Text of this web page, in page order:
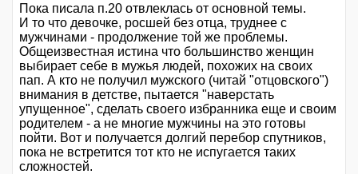
Пока писала п.20 отвлеклась от основной темы.
И то что девочке, росшей без отца, труднее с
мужчинами - продолжение той же проблемы.
Общеизвестная истина что большинство женщин
выбирает себе в мужья людей, похожих на своих
пап. А кто не получил мужского (читай "отцовского")
внимания в детстве, пытается "наверстать
упущенное", сделать своего избранника еще и своим
родителем - а не многие мужчины на это готовы
пойти. Вот и получается долгий перебор спутников,
пока не встретится тот кто не испугается таких
сложностей.